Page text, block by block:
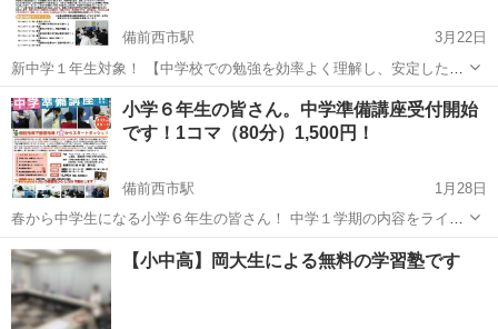
備前西市駅
3月22日
新中学１年生対象！ 【中学校での勉強を効率よく理解し、安定した成
績をとるためのコツがわかる勉強体験会】開催！ 長～いタイトルの勉
強会ですが、中学校入学と同時に戸惑うことなく、スタートダッシュ
を決めるための勉強のコツをレク...
岡山 岡山市 備前西市駅 塾 無料
小学６年生の皆さん。中学準備講座受付開始
です！1コマ（80分）1,500円！
備前西市駅
1月28日
春から中学生になる小学６年生の皆さん！ 中学１学期の内容をライバ
ルより早く勉強しませんか？ いずみ進学アカデミーでは、新中学１年
生を対象にした中学準備講座好評受付中です！ 英語と数学を個別指導
にて丁寧に指導します。
岡山 岡山市 備前西市駅 塾 講座
【小中高】岡大生による無料の学習塾です